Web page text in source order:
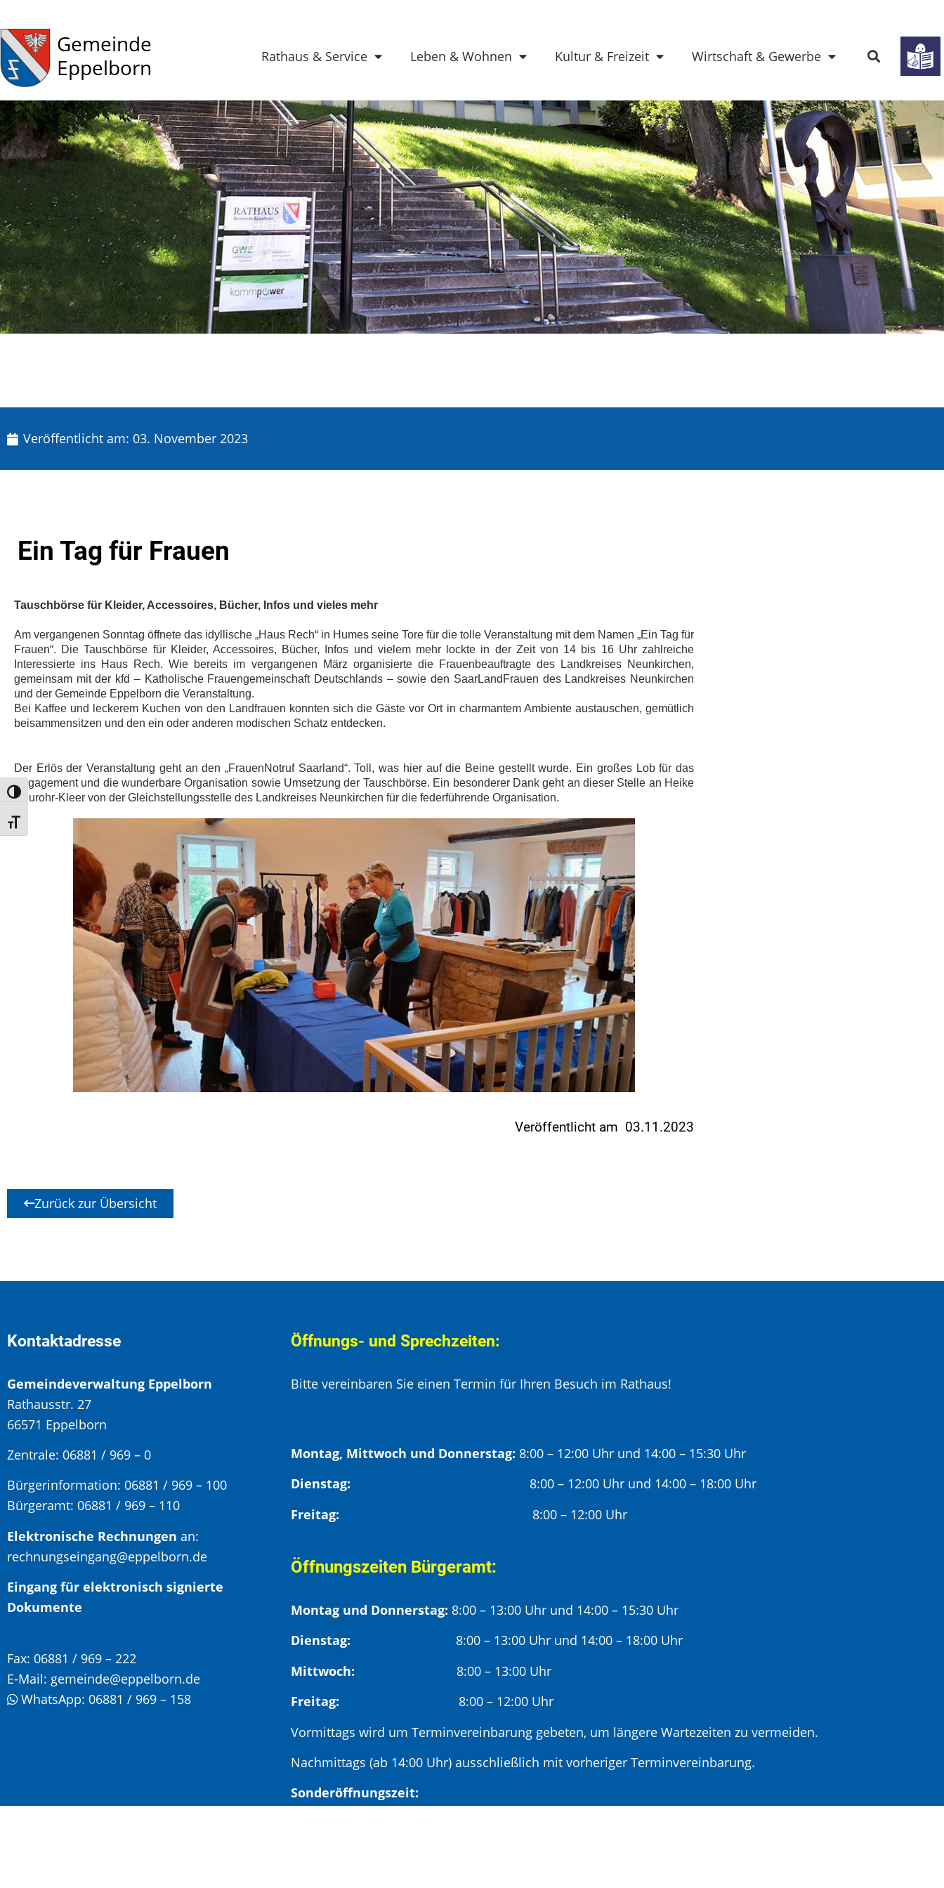
Umschalten auf hohe Kontraste
Schrift vergrößern
Gemeinde
Eppelborn
Rathaus & Service Leben & Wohnen Kultur & Freizeit Wirtschaft & Gewerbe
Veröffentlicht am: 03. November 2023
Ein Tag für Frauen
Tauschbörse für Kleider, Accessoires, Bücher, Infos und vieles mehr
Am vergangenen Sonntag öffnete das idyllische „Haus Rech“ in Humes seine Tore für die tolle Veranstaltung mit dem Namen „Ein Tag für
Frauen“. Die Tauschbörse für Kleider, Accessoires, Bücher, Infos und vielem mehr lockte in der Zeit von 14 bis 16 Uhr zahlreiche
Interessierte ins Haus Rech. Wie bereits im vergangenen März organisierte die Frauenbeauftragte des Landkreises Neunkirchen,
gemeinsam mit der kfd – Katholische Frauengemeinschaft Deutschlands – sowie den SaarLandFrauen des Landkreises Neunkirchen
und der Gemeinde Eppelborn die Veranstaltung.
Bei Kaffee und leckerem Kuchen von den Landfrauen konnten sich die Gäste vor Ort in charmantem Ambiente austauschen, gemütlich
beisammensitzen und den ein oder anderen modischen Schatz entdecken.
Der Erlös der Veranstaltung geht an den „FrauenNotruf Saarland“. Toll, was hier auf die Beine gestellt wurde. Ein großes Lob für das
Engagement und die wunderbare Organisation sowie Umsetzung der Tauschbörse. Ein besonderer Dank geht an dieser Stelle an Heike
Neurohr-Kleer von der Gleichstellungsstelle des Landkreises Neunkirchen für die federführende Organisation.
Veröffentlicht am 03.11.2023
Zurück zur Übersicht
Kontaktadresse
Gemeindeverwaltung Eppelborn
Rathausstr. 27
66571 Eppelborn
Zentrale: 06881 / 969 – 0
Bürgerinformation: 06881 / 969 – 100
Bürgeramt: 06881 / 969 – 110
Elektronische Rechnungen an:
rechnungseingang@eppelborn.de
Eingang für elektronisch signierte
Dokumente
Fax: 06881 / 969 – 222
E-Mail: gemeinde@eppelborn.de
WhatsApp: 06881 / 969 – 158
Öffnungs- und Sprechzeiten:
Bitte vereinbaren Sie einen Termin für Ihren Besuch im Rathaus!
Montag, Mittwoch und Donnerstag: 8:00 – 12:00 Uhr und 14:00 – 15:30 Uhr
Dienstag: 8:00 – 12:00 Uhr und 14:00 – 18:00 Uhr
Freitag:
8:00 – 12:00 Uhr
Öffnungszeiten Bürgeramt:
Montag und Donnerstag: 8:00 – 13:00 Uhr und 14:00 – 15:30 Uhr
Dienstag: 8:00 – 13:00 Uhr und 14:00 – 18:00 Uhr
Mittwoch: 8:00 – 13:00 Uhr
Freitag:
8:00 – 12:00 Uhr
Vormittags wird um Terminvereinbarung gebeten, um längere Wartezeiten zu vermeiden.
Nachmittags (ab 14:00 Uhr) ausschließlich mit vorheriger Terminvereinbarung.
Sonderöffnungszeit: